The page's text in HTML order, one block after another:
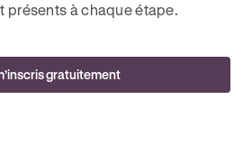
présents à chaque étape.
gratuitement